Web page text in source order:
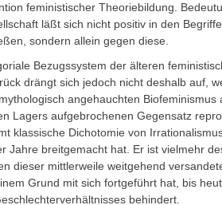
feministischer Theoriebildung.
läßt sich nicht positiv in den
sondern allein gegen diese.
Bezugssystem der älteren
drängt sich jedoch nicht deshalb auf,
angehauchten
Lagers aufgebrochenen Gegensatz
klassische Dichotomie von
Jahre breitgemacht hat. Er ist vielmehr
dieser mittlerweile weitgehend
Grund mit sich fortgeführt hat, bis
behindert.